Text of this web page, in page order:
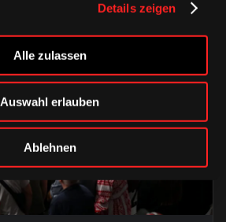
Details zeigen
Alle zulassen
Auswahl erlauben
Ablehnen